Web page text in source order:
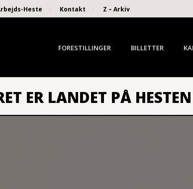
Heste Kontakt Z – Arkiv
FORESTILLINGER BILLETTER
ER LANDET PÅ